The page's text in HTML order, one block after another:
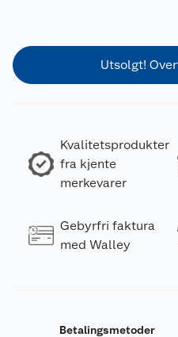
Utsolgt!
Kvalitetsprodukter
fra kjente
merkevarer
Gebyrfri faktura
med Walley
Betalingsmetoder